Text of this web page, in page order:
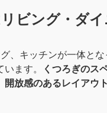
ビング・ダ
、キッチンが一体と
ます。
くつろぎのス
放感のあるレイアウ